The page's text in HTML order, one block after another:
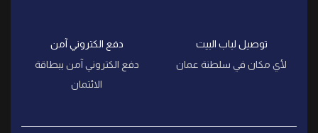
توصيل لباب البيت
لأي مكان في سلطنة عمان
دفع الكتروني آمن
دفع الكتروني آمن ببطاقة
الائتمان